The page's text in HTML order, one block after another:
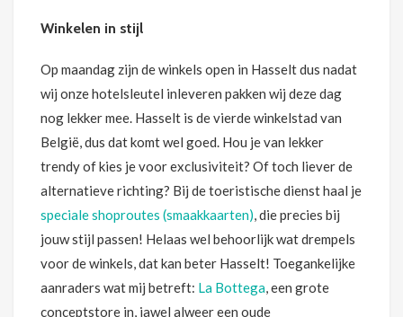
Winkelen in stijl
Op maandag zijn de winkels open in Hasselt dus nadat
wij onze hotelsleutel inleveren pakken wij deze dag
nog lekker mee. Hasselt is de vierde winkelstad van
België, dus dat komt wel goed. Hou je van lekker
trendy of kies je voor exclusiviteit? Of toch liever de
alternatieve richting? Bij de toeristische dienst haal je
speciale shoproutes (smaakkaarten), die precies bij
jouw stijl passen! Helaas wel behoorlijk wat drempels
voor de winkels, dat kan beter Hasselt! Toegankelijke
aanraders wat mij betreft: La Bottega, een grote
conceptstore in, jawel alweer een oude